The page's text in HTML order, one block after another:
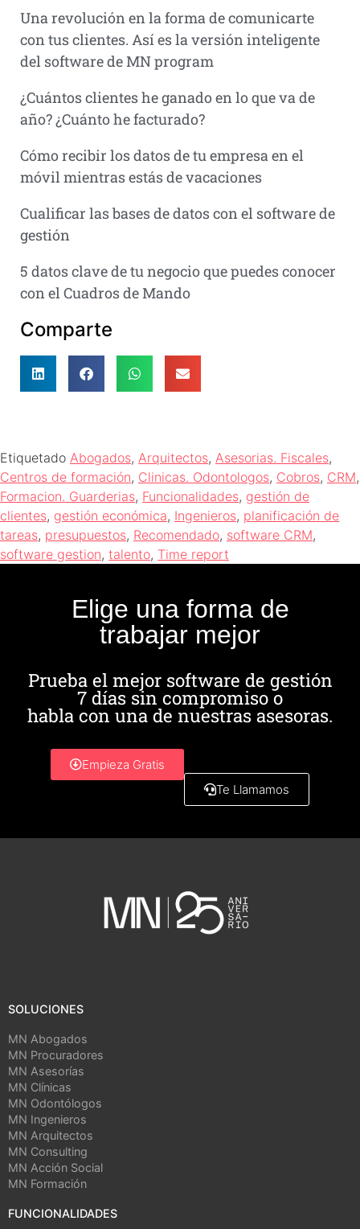
Una revolución en la forma de comunicarte
con tus clientes. Así es la versión inteligente
del software de MN program
¿Cuántos clientes he ganado en lo que va de
año? ¿Cuánto he facturado?
Cómo recibir los datos de tu empresa en el
móvil mientras estás de vacaciones
Cualificar las bases de datos con el software de
gestión
5 datos clave de tu negocio que puedes conocer
con el Cuadros de Mando
Comparte
Etiquetado Abogados, Arquitectos, Asesorias. Fiscales,
Centros de formación, Clinicas. Odontologos, Cobros, CRM,
Formacion. Guarderias, Funcionalidades, gestión de
clientes, gestión económica, Ingenieros, planificación de
tareas, presupuestos, Recomendado, software CRM,
software gestion, talento, Time report
Elige una forma de
trabajar mejor
Prueba el mejor software de gestión
7 días sin compromiso o
habla con una de nuestras asesoras.
Empieza Gratis
Te Llamamos
SOLUCIONES
MN Abogados
MN Procuradores
MN Asesorías
MN Clínicas
MN Odontólogos
MN Ingenieros
MN Arquitectos
MN Consulting
MN Acción Social
MN Formación
FUNCIONALIDADES